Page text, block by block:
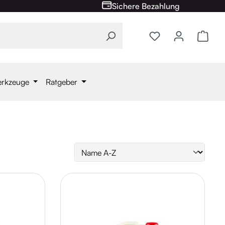
Sichere Bezahlung
Ratgeber